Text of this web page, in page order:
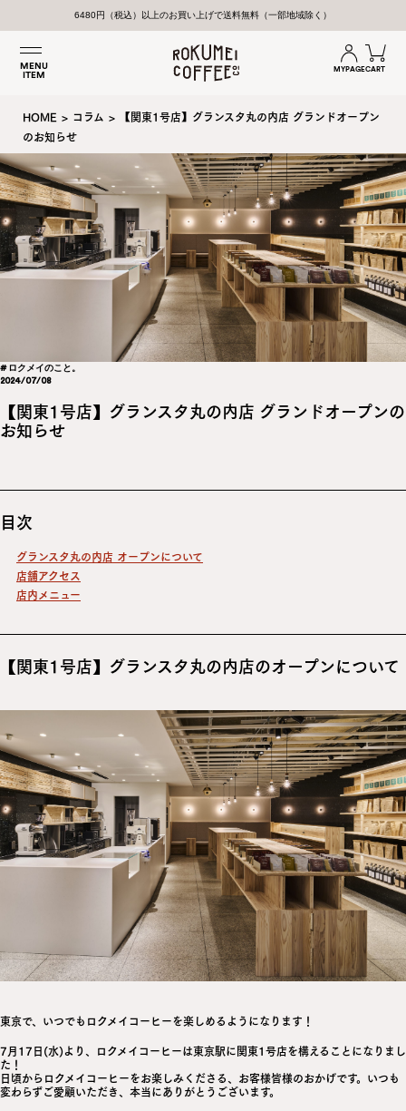
6480円（税込）以上のお買い上げで送料無料（一部地域除く）
MENU
ITEM
MYPAGECART
HOME > コラム >
【関東1号店】グランスタ丸の内店 グランドオープン
のお知らせ
# ロクメイのこと。
2024/07/08
【関東1号店】グランスタ丸の内店 グランドオープンの
お知らせ
目次
グランスタ丸の内店 オープンについて
店舗アクセス
店内メニュー
【関東1号店】グランスタ丸の内店のオープンについて
東京で、いつでもロクメイコーヒーを楽しめるようになります！
7月17日(水)より、ロクメイコーヒーは東京駅に関東1号店を構えることになりまし
た！
日頃からロクメイコーヒーをお楽しみくださる、お客様皆様のおかげです。いつも
変わらずご愛顧いただき、本当にありがとうございます。